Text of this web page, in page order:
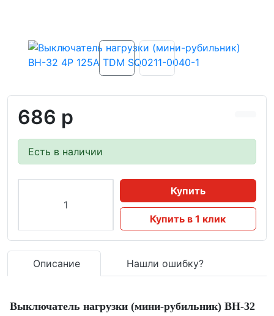
686 р
Есть в наличии
Купить
Купить в 1 клик
Описание Нашли ошибку?
Выключатель нагрузки (мини-рубильник) ВН-32